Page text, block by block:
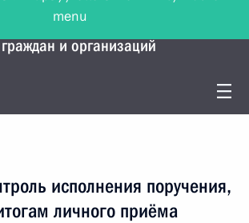
по работе с
и организаций
исполнения поручения,
личного приёма
menu